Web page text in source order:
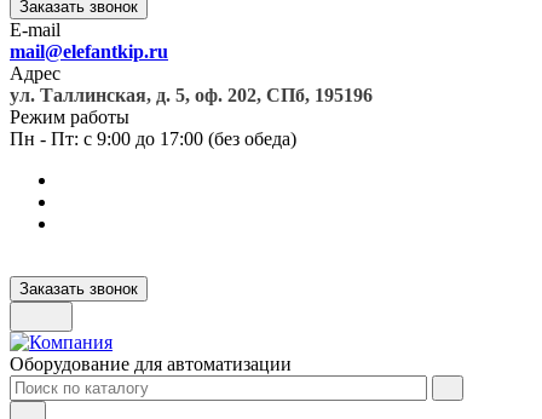
Заказать звонок
E-mail
mail@elefantkip.ru
Адрес
ул. Таллинская, д. 5, оф. 202, СПб, 195196
Режим работы
Пн - Пт: с 9:00 до 17:00 (без обеда)
Заказать звонок
Оборудование для автоматизации